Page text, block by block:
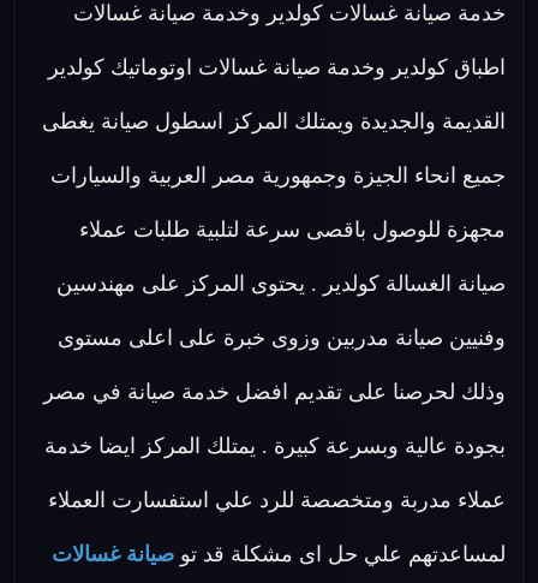
خدمة صيانة غسالات كولدير وخدمة صيانة غسالات
اطباق كولدير وخدمة صيانة غسالات اوتوماتيك كولدير
القديمة والجديدة ويمتلك المركز اسطول صيانة يغطى
جميع انحاء الجيزة وجمهورية مصر العربية والسيارات
مجهزة للوصول باقصى سرعة لتلبية طلبات عملاء
صيانة الغسالة كولدير . يحتوى المركز على مهندسين
وفنيين صيانة مدربين وزوى خبرة على اعلى مستوى
وذلك لحرصنا على تقديم افضل خدمة صيانة في مصر
بجودة عالية وبسرعة كبيرة . يمتلك المركز ايضا خدمة
عملاء مدربة ومتخصصة للرد علي استفسارت العملاء
لمساعدتهم علي حل اى مشكلة قد تو صيانة غسالات